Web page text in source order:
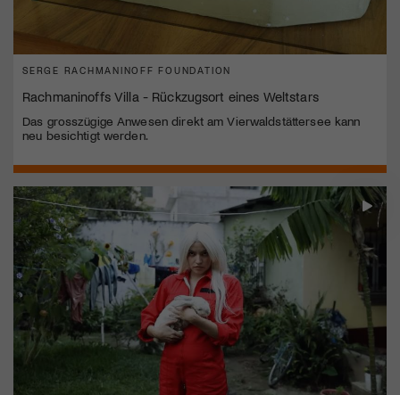
SERGE RACHMANINOFF FOUNDATION
Rachmaninoffs Villa - Rückzugsort eines Weltstars
Das grosszügige Anwesen direkt am Vierwaldstättersee kann
neu besichtigt werden.